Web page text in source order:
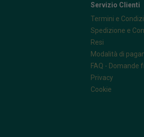
Servizio Clienti
Termini e
Spedizione e
Resi
Modalità di
FAQ - Domande
Privacy
Cookie